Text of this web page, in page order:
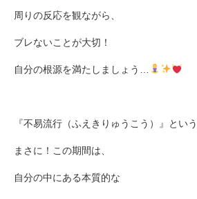
周りの反応を観ながら、
ブレないことが大切！
自分の根源を満たしましょう…
『不易流行（ふえきりゅうこう）』とい
まさに！この期間は、
自分の中にある本質的な